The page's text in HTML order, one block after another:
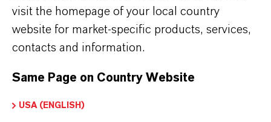
MACROLEX® Rotviolett R Gran
MACROLEX® Rotviolett R Gran ist ein in
visit the homepage of your local country
website for market-specific products, services,
contacts and information.
Same Page on Country Website
USA (ENGLISH)